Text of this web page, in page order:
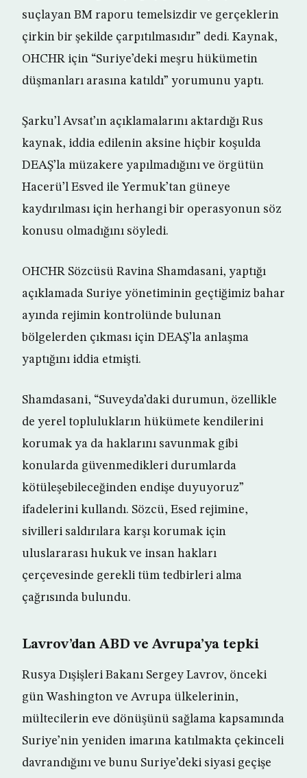
suçlayan BM raporu temelsizdir ve gerçeklerin
çirkin bir şekilde çarpıtılmasıdır” dedi. Kaynak,
OHCHR için “Suriye’deki meşru hükümetin
düşmanları arasına katıldı” yorumunu yaptı.
Şarku’l Avsat’ın açıklamalarını aktardığı Rus
kaynak, iddia edilenin aksine hiçbir koşulda
DEAŞ’la müzakere yapılmadığını ve örgütün
Hacerü’l Esved ile Yermuk’tan güneye
kaydırılması için herhangi bir operasyonun söz
konusu olmadığını söyledi.
OHCHR Sözcüsü Ravina Shamdasani, yaptığı
açıklamada Suriye yönetiminin geçtiğimiz bahar
ayında rejimin kontrolünde bulunan
bölgelerden çıkması için DEAŞ’la anlaşma
yaptığını iddia etmişti.
Shamdasani, “Suveyda’daki durumun, özellikle
de yerel toplulukların hükümete kendilerini
korumak ya da haklarını savunmak gibi
konularda güvenmedikleri durumlarda
kötüleşebileceğinden endişe duyuyoruz”
ifadelerini kullandı. Sözcü, Esed rejimine,
sivilleri saldırılara karşı korumak için
uluslararası hukuk ve insan hakları
çerçevesinde gerekli tüm tedbirleri alma
çağrısında bulundu.
Lavrov’dan ABD ve Avrupa’ya tepki
Rusya Dışişleri Bakanı Sergey Lavrov, önceki
gün Washington ve Avrupa ülkelerinin,
mültecilerin eve dönüşünü sağlama kapsamında
Suriye’nin yeniden imarına katılmakta çekinceli
davrandığını ve bunu Suriye’deki siyasi geçişe